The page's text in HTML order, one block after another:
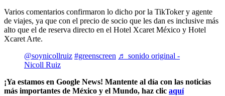
Varios comentarios confirmaron lo dicho por la TikToker y agente
de viajes, ya que con el precio de socio que les dan es inclusive más
alto que el de reserva directo en el Hotel Xcaret México y Hotel
Xcaret Arte.
@soynicollruiz #greenscreen ♬ sonido original -
Nicoll Ruiz
¡Ya estamos en Google News! Mantente al día con las noticias
más importantes de México y el Mundo, haz clic aquí